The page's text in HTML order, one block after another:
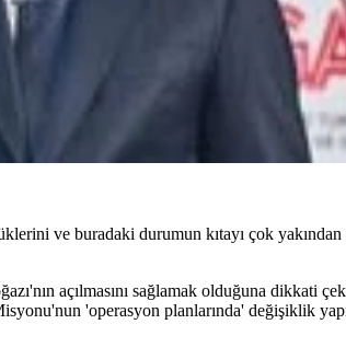
ve buradaki durumun kıtayı çok
açılmasını sağlamak olduğuna dikkati
'operasyon planlarında' değişiklik